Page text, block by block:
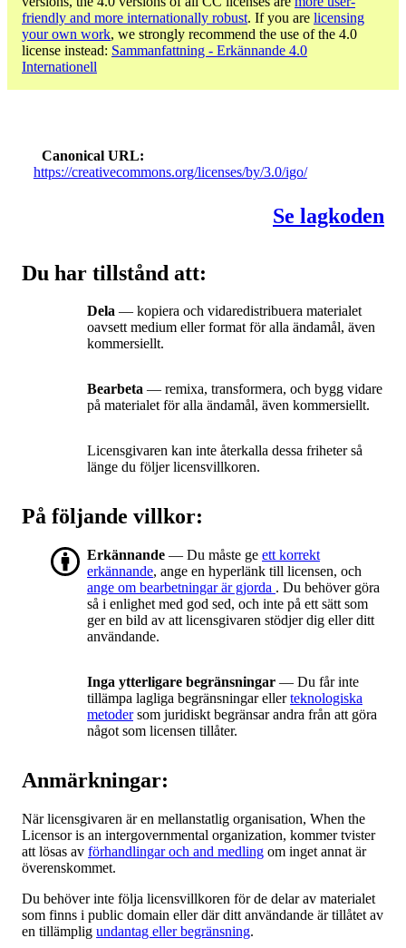
friendly and more internationally robust. If you are licensing
your own work, we strongly recommend the use of the 4.0
license instead: Sammanfattning - Erkännande 4.0
Internationell
Canonical URL
https://creativecommons.org/licenses/by/3.0/igo/
Se lagkoden
Du har tillstånd att:
Dela — kopiera och vidaredistribuera materialet
oavsett medium eller format för alla ändamål, även
kommersiellt.
Bearbeta — remixa, transformera, och bygg vidare
på materialet för alla ändamål, även kommersiellt.
Licensgivaren kan inte återkalla dessa friheter så
länge du följer licensvillkoren.
På följande villkor:
Erkännande — Du måste ge ett korrekt
erkännande, ange en hyperlänk till licensen, och
ange om bearbetningar är gjorda . Du behöver göra
så i enlighet med god sed, och inte på ett sätt som
ger en bild av att licensgivaren stödjer dig eller ditt
användande.
Inga ytterligare begränsningar — Du får inte
tillämpa lagliga begränsningar ellerteknologiska
metodersom juridiskt begränsar andra från att göra
något som licensen tillåter.
Anmärkningar:
När licensgivaren är en mellanstatlig organisation, When the
Licensor is an intergovernmental organization, kommer tvister
att lösas av förhandlingar och and medling om inget annat är
överenskommet.
Du behöver inte följa licensvillkoren för de delar av materialet
som finns i public domain eller där ditt användande är tillåtet av
en tillämplig undantag eller begränsning.